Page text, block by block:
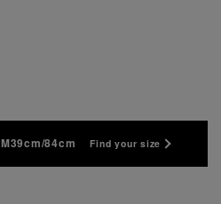
M39cm/84cm Find your size